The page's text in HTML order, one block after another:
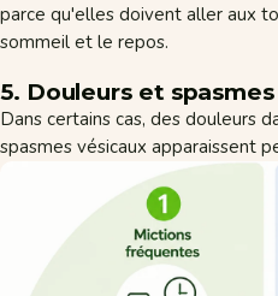
parce qu'elles doivent aller aux
sommeil et le repos.
5. Douleurs et
Dans certains cas, des douleurs
spasmes vésicaux apparaissent